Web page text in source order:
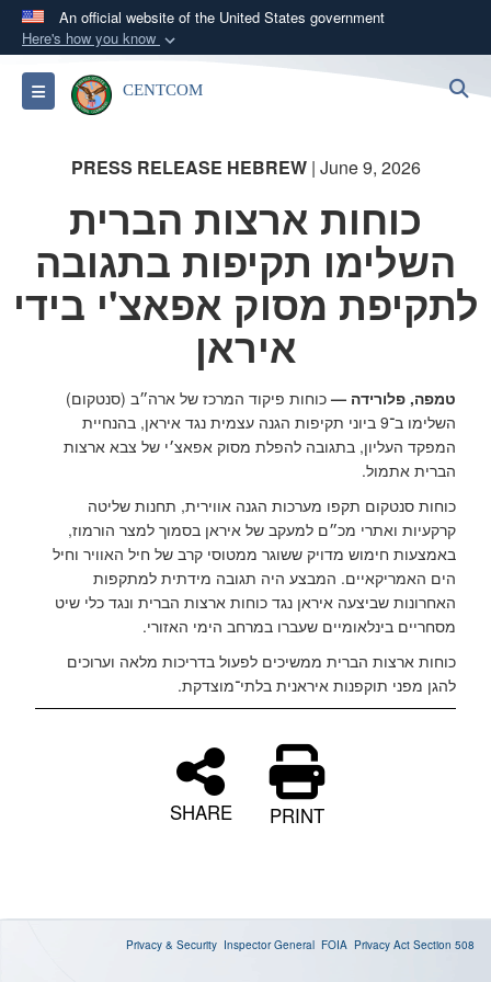
An official website of the United States government
Here's how you know
Official websites use .mil
A.milwebsite belongs to an official U.S.
States.
Secure .mil websites use HTTPS
means you’ve safely
connected to the .mil website. Share sensitive
information only on official, secure websites.
Toggle navigationCENTCOM
PRESS RELEASE HEBREW| June 9, 2026
כוחות ארצות הברית
השלימו תקיפות בתגובה
לתקיפת מסוק אפאצ'י בידי
איראן
טמפה, פלורידה — כוחות פיקוד המרכז של ארה״ב (סנטקום)
השלימו ב־9 ביוני תקיפות הגנה עצמית נגד איראן, בהנחיית
המפקד העליון, בתגובה להפלת מסוק אפאצ׳י של צבא ארצות
הברית אתמול.
כוחות סנטקום תקפו מערכות הגנה אווירית, תחנות שליטה
קרקעיות ואתרי מכ״ם למעקב של איראן בסמוך למצר הורמוז,
באמצעות חימוש מדויק ששוגר ממטוסי קרב של חיל האוויר וחיל
הים האמריקאיים. המבצע היה תגובה מידתית למתקפות
האחרונות שביצעה איראן נגד כוחות ארצות הברית ונגד כלי שיט
מסחריים בינלאומיים שעברו במרחב הימי האזורי.
כוחות ארצות הברית ממשיכים לפעול בדריכות מלאה וערוכים
להגן מפני תוקפנות איראנית בלתי־מוצדקת.
SHARE PRINT
Privacy & Security Inspector General FOIA Privacy Act Section 508